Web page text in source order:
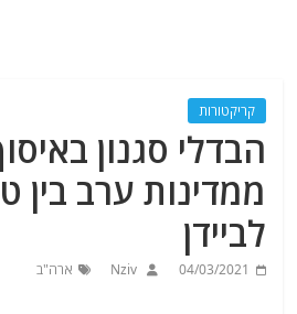
קריקטורות
הבדלי סגנון
ממדינות ערב בין
לביידן
04/03/2021
Nziv ארה"ב